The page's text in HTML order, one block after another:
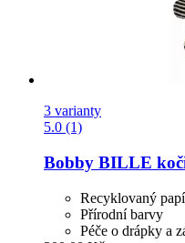
3 varianty
5.0 (1)
Bobby BILLE
Recyklovaný
Přírodní barvy
Péče o drápky a